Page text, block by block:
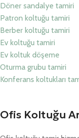
Döner sandalye tamiri
Patron koltuğu tamiri
Berber koltuğu tamiri
Ev koltuğu tamiri
Ev koltuk döşeme
Oturma grubu tamiri
Konferans koltukları
Ofis Koltuğu